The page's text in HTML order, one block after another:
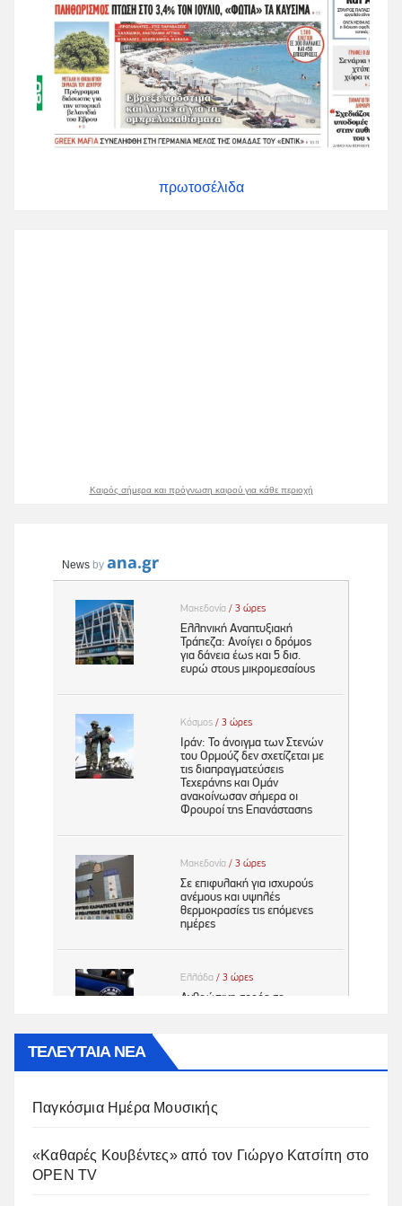
πρωτοσέλιδα
Καιρός σήμερα και πρόγνωση καιρού για κάθε περιοχή
ΤΕΛΕΥΤΑΙΑ ΝΕΑ
Παγκόσμια Ημέρα Μουσικής
«Καθαρές Κουβέντες» από τον Γιώργο Κατσίπη στο
OPEN TV